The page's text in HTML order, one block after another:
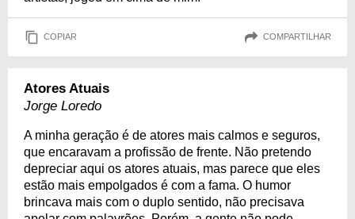
COPIAR COMPARTILHAR
Atores Atuais
Jorge Loredo
A minha geração é de atores mais calmos e seguros,
que encaravam a profissão de frente. Não pretendo
depreciar aqui os atores atuais, mas parece que eles
estão mais empolgados é com a fama. O humor
brincava mais com o duplo sentido, não precisava